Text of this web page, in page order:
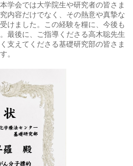
学会では大学院生や研究者の皆さま
内容だけでなく、その熱意や真摯な
けました。この経験を糧に、今後も
最後に、ご指導くださる高木聡先生
支えてくださる基礎研究部の皆さま
。